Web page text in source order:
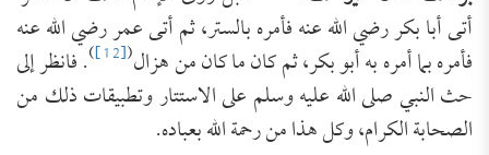
أتى أبا بكر رضي الله عنه فأمره بالستر، ثم أتى عمر رضي الله عنه
فأمره بما أمره به أبو بكر، ثم كان ما كان من هزال(
[12]
). فانظر إلى
حث النبي صلى الله عليه وسلم على الاستتار وتطبيقات ذلك من
الصحابة الكرام، وكل هذا من رحمة الله بعباده.